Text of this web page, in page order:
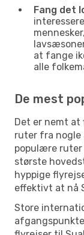
Fang det
at fange
alle
De mest
Det er nemt at
ruter fra nogle
populære
største
hyppige
effektivt at nå
Store